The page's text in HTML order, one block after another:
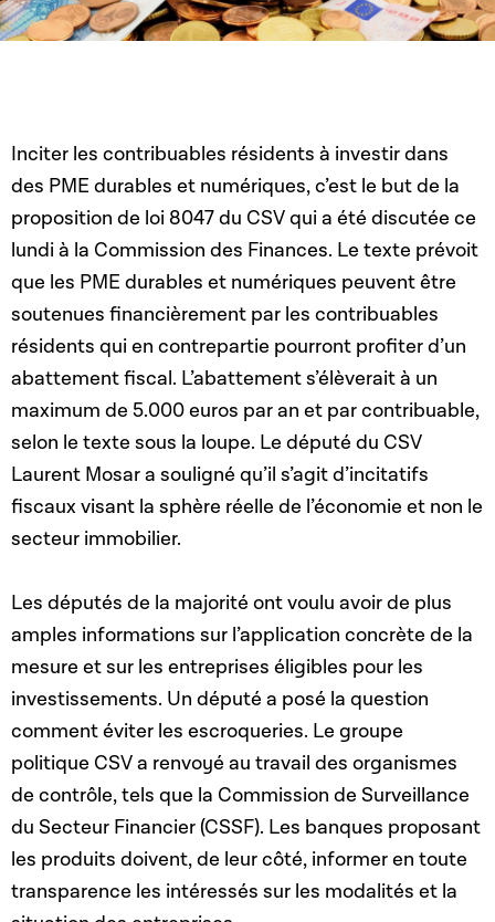
Inciter les contribuables résidents à investir dans
des PME durables et numériques, c’est le but de la
proposition de loi 8047 du CSV qui a été discutée ce
lundi à la Commission des Finances. Le texte prévoit
que les PME durables et numériques peuvent être
soutenues financièrement par les contribuables
résidents qui en contrepartie pourront profiter d’un
abattement fiscal. L’abattement s’élèverait à un
maximum de 5.000 euros par an et par contribuable,
selon le texte sous la loupe. Le député du CSV
Laurent Mosar a souligné qu’il s’agit d’incitatifs
fiscaux visant la sphère réelle de l’économie et non le
secteur immobilier.
Les députés de la majorité ont voulu avoir de plus
amples informations sur l’application concrète de la
mesure et sur les entreprises éligibles pour les
investissements. Un député a posé la question
comment éviter les escroqueries. Le groupe
politique CSV a renvoyé au travail des organismes
de contrôle, tels que la Commission de Surveillance
du Secteur Financier (CSSF). Les banques proposant
les produits doivent, de leur côté, informer en toute
transparence les intéressés sur les modalités et la